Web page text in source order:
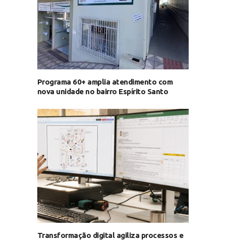
Programa 60+ amplia atendimento com
nova unidade no bairro Espírito Santo
Transformação digital agiliza processos e